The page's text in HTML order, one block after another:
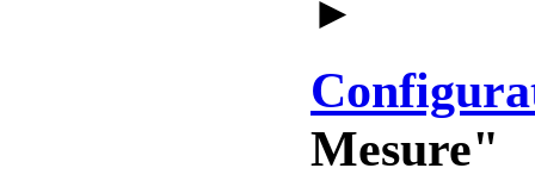
►
Mesure"